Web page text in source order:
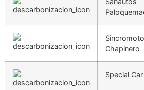
Sanautos
Chapinero
Special Car